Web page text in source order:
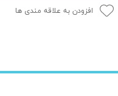
افزودن به علاقه مندی ها